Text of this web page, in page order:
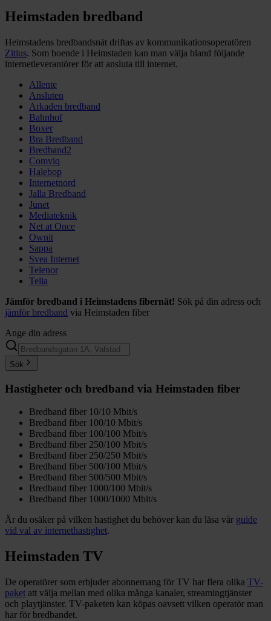
Heimstaden bredband
Heimstadens bredbandsnät driftas av kommunikationsoperatören
Zitius. Som boende i Heimstaden kan man välja bland följande
internetleverantörer för att ansluta till internet.
Allente
Ansluten
Arkaden bredband
Bahnhof
Boxer
Bra Bredband
Bredband2
Comviq
Halebop
Internetnord
Jalla Bredband
Junet
Mediateknik
Net at Once
Ownit
Sappa
Svea Internet
Telenor
Telia
Jämför bredband i Heimstadens fibernät! Sök på din adress och
jämför bredband via Heimstaden fiber
Ange din adress
Sök
Hastigheter och bredband via Heimstaden fiber
Bredband fiber 10/10 Mbit/s
Bredband fiber 100/10 Mbit/s
Bredband fiber 100/100 Mbit/s
Bredband fiber 250/100 Mbit/s
Bredband fiber 250/250 Mbit/s
Bredband fiber 500/100 Mbit/s
Bredband fiber 500/500 Mbit/s
Bredband fiber 1000/100 Mbit/s
Bredband fiber 1000/1000 Mbit/s
Är du osäker på vilken hastighet du behöver kan du läsa vår guide
vid val av internethastighet.
Heimstaden TV
De operatörer som erbjuder abonnemang för TV har flera olika TV-
paket att välja mellan med olika många kanaler, streamingtjänster
och playtjänster. TV-paketen kan köpas oavsett vilken operatör man
har för bredbandet.